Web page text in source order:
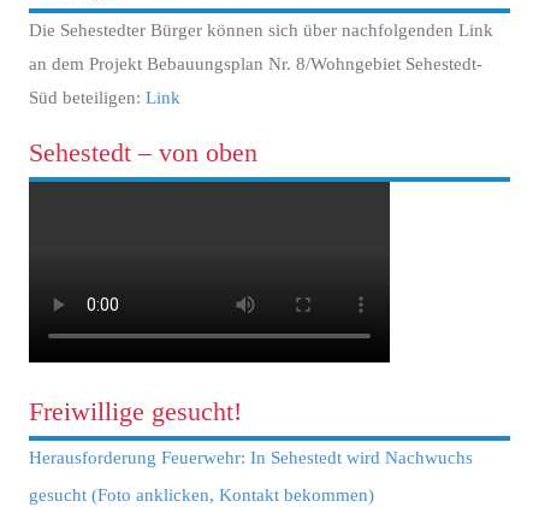
Die Sehestedter Bürger können sich über nachfolgenden Link
an dem Projekt Bebauungsplan Nr. 8/Wohngebiet Sehestedt-
Süd beteiligen: Link
Sehestedt – von oben
Freiwillige gesucht!
Herausforderung Feuerwehr: In Sehestedt wird Nachwuchs
gesucht (Foto anklicken, Kontakt bekommen)